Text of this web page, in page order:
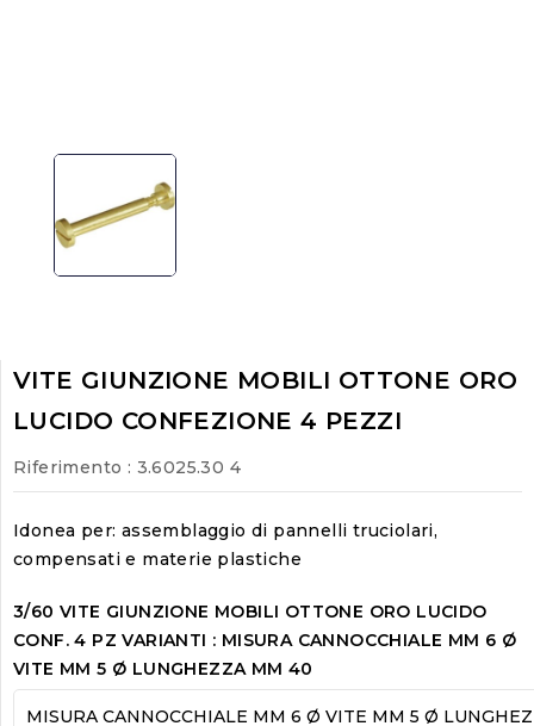
VITE GIUNZIONE MOBILI OTTONE ORO
LUCIDO CONFEZIONE 4 PEZZI
Riferimento : 3.6025.30 4
Idonea per: assemblaggio di pannelli truciolari,
compensati e materie plastiche
3/60 VITE GIUNZIONE MOBILI OTTONE ORO LUCIDO
CONF. 4 PZ VARIANTI : MISURA CANNOCCHIALE MM 6 Ø
VITE MM 5 Ø LUNGHEZZA MM 40